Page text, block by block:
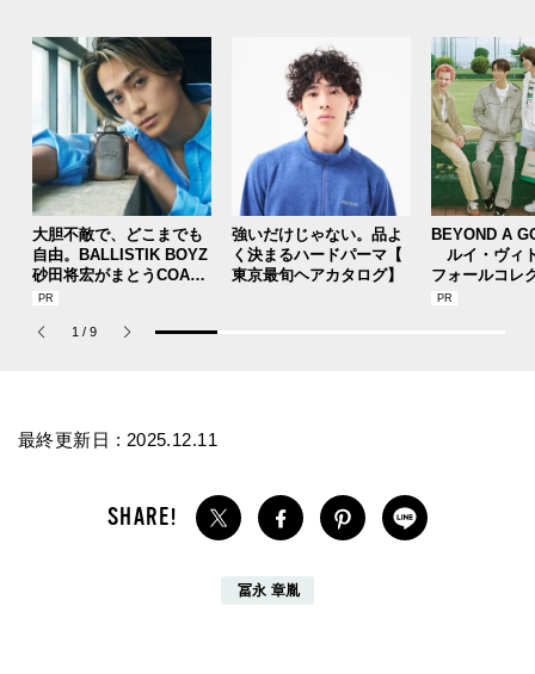
大胆不敵で、どこまでも
自由。BALLISTIK BOYZ
砂田将宏がまとうCOACH
の新作フレグランス「コ
パルファム」
強いだけじゃない。品よ
く決まるハードパーマ【
東京最旬ヘアカタログ】
BEYOND A
ルイ・ヴィ
フォールコレ
描くプレッピ
1 / 9
最終更新日 : 2025.12.11
冨永 章胤